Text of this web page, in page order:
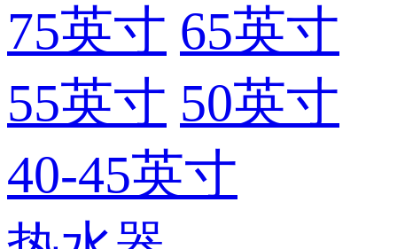
75英寸 65英寸
55英寸 50英寸
40-45英寸